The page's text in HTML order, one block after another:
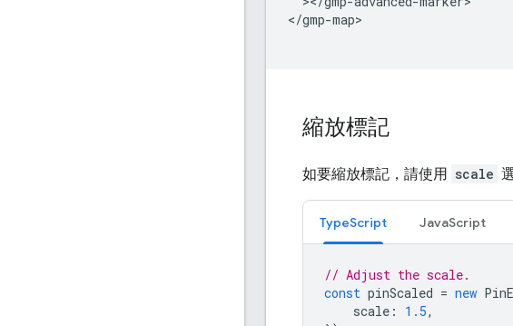
</gmp-map>
縮放標記
如要縮放標記，請使用 scale
TypeScript JavaScript
// Adjust the scale.
const pinScaled = new
scale : 1.5,